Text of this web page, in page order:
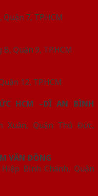
7, TP.HCM
Quận 9, TP.HCM
12, TP.HCM
HCM –DĨ AN BÌNH
Xuân, Quận Thủ Đức,
VĂN ĐỒNG
Bình Chánh, Quận